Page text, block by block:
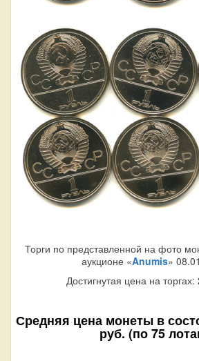
Торги по представленной на фото
аукционе «Anumis»
Достигнутая цена на торгах:
Средняя цена монеты в
руб. (по 75